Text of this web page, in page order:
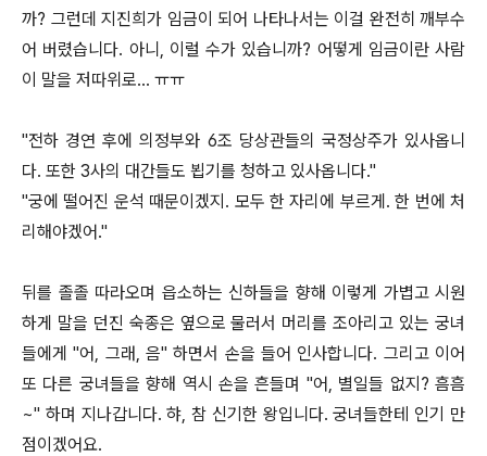
까? 그런데 지진희가 임금이 되어 나타나서는 이걸 완전히 깨부수
어 버렸습니다. 아니, 이럴 수가 있습니까? 어떻게 임금이란 사람
이 말을 저따위로… ㅠㅠ
"전하 경연 후에 의정부와 6조 당상관들의 국정상주가 있사옵니
다. 또한 3사의 대간들도 뵙기를 청하고 있사옵니다."
"궁에 떨어진 운석 때문이겠지. 모두 한 자리에 부르게. 한 번에 처
리해야겠어."
뒤를 졸졸 따라오며 읍소하는 신하들을 향해 이렇게 가볍고 시원
하게 말을 던진 숙종은 옆으로 물러서 머리를 조아리고 있는 궁녀
들에게 "어, 그래, 음" 하면서 손을 들어 인사합니다. 그리고 이어
또 다른 궁녀들을 향해 역시 손을 흔들며 "어, 별일들 없지? 흠흠
~" 하며 지나갑니다. 햐, 참 신기한 왕입니다. 궁녀들한테 인기 만
점이겠어요.